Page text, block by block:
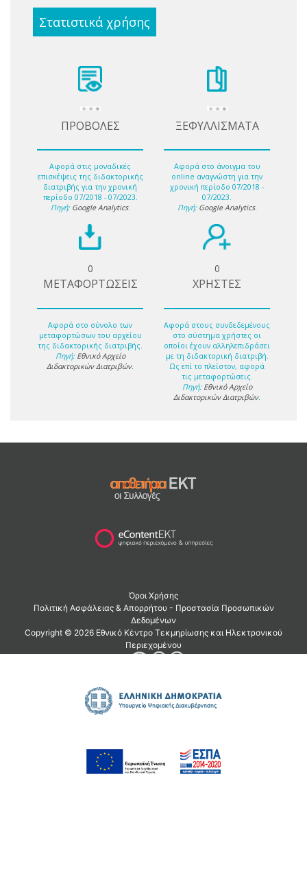
Στατιστικά χρήσης
ΠΡΟΒΟΛΕΣ
Αφορά στις μοναδικές
επισκέψεις της διδακτορικής
διατριβής για την χρονική
περίοδο 07/2018 - 07/2023.
Πηγή: Google Analytics.
ΞΕΦΥΛΛΙΣΜΑΤΑ
Αφορά στο άνοιγμα του
online αναγνώστη για την
χρονική περίοδο 07/2018 -
07/2023.
Πηγή: Google Analytics.
0
ΜΕΤΑΦΟΡΤΩΣΕΙΣ
Αφορά στο σύνολο των
μεταφορτώσων του αρχείου
της διδακτορικής διατριβής.
Πηγή: Εθνικό Αρχείο
Διδακτορικών Διατριβών.
0
ΧΡΗΣΤΕΣ
Αφορά στους συνδεδεμένους
στο σύστημα χρήστες οι
οποίοι έχουν αλληλεπιδράσει
με τη διδακτορική διατριβή.
Ως επί το πλείστον, αφορά
τις μεταφορτώσεις.
Πηγή: Εθνικό Αρχείο
Διδακτορικών Διατριβών.